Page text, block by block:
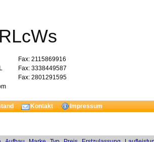
Fax: 2115869916
Fax: 3338449587
Fax: 2801291595
Kontakt Impressum